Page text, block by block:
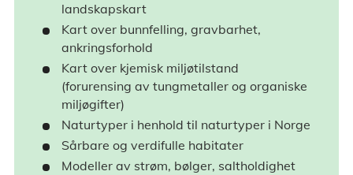
landskapskart
Kart over bunnfelling, gravbarhet,
ankringsforhold
Kart over kjemisk miljøtilstand
(forurensing av tungmetaller og organiske
miljøgifter)
Naturtyper i henhold til naturtyper i Norge
Sårbare og verdifulle habitater
Modeller av strøm, bølger, saltholdighet